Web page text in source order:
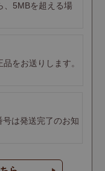
、5MBを超える場
をお送りします。
は発送完了のお知